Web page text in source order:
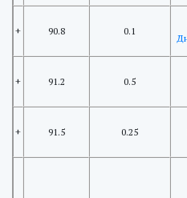
+ 90.8 0.1
+ 91.2 0.5
+ 91.5 0.25